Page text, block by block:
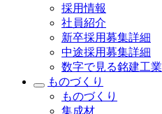
採用情報
社員紹介
新卒採用募集詳細
中途採用募集詳細
数字で見る銘建工業
ものづくり
ものづくり
集成材